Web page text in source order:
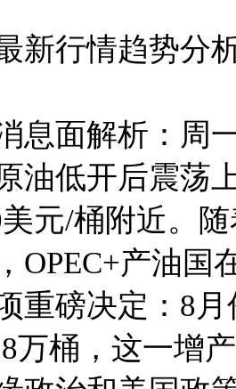
行情趋势分
面解析：周一
油低开后震荡
元/桶附近。
OPEC+产油国
重磅决定：8
万桶，这一增